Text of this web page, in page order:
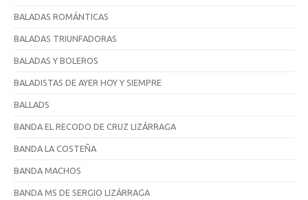
BALADAS ROMÁNTICAS
BALADAS TRIUNFADORAS
BALADAS Y BOLEROS
BALADISTAS DE AYER HOY Y SIEMPRE
BALLADS
BANDA EL RECODO DE CRUZ LIZÁRRAGA
BANDA LA COSTEÑA
BANDA MACHOS
BANDA MS DE SERGIO LIZÁRRAGA